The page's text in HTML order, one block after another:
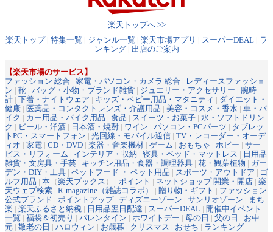
楽天トップへ >>
楽天トップ| 特集一覧 | ジャンル一覧 | 楽天市場アプリ | スーパーDEAL | ラ
ンキング| 出店のご案内
【楽天市場のサービス】
ファッション 総合 | 家電・パソコン・カメラ 総合 | レディースファッショ
ン | 靴 | バッグ・小物・ブランド雑貨 | ジュエリー・アクセサリー | 腕時
計 | 下着・ナイトウェア | キッズ・ベビー用品・マタニティ | ダイエット・
健康 | 医薬品・コンタクトレンズ・介護用品 | 美容・コスメ・香水 | 車・バ
イク | カー用品・バイク用品 | 食品 | スイーツ・お菓子 | 水・ソフトドリン
ク | ビール・洋酒 | 日本酒・焼酎 | ワイン | パソコン・PCパーツ | タブレッ
トPC・スマートフォン | 光回線・モバイル通信 | TV・レコーダー・オーデ
ィオ | 家電 | CD・DVD | 楽器・音楽機材 | ゲーム | おもちゃ | ホビー | サー
ビス・リフォーム | インテリア・収納 | 寝具・ベッド・マットレス | 日用品
雑貨・文房具・手芸 | キッチン用品・食器・調理器具 | 花・観葉植物 | ガー
デン・DIY・工具 | ペットフード ・ ペット用品 | スポーツ・アウトドア | ゴ
ルフ用品 | 本 （楽天ブックス ） | ポイント | ネットショップ 開業・開店 | 楽
天ウェブ検索 | R-magazine（雑誌コラボ） | 贈り物・ギフト | ファッション
公式ブランド | ポイントアップ| ディズニーゾーン | サンリオゾーン | まち
楽 | 楽天ふるさと納税 | 日用品翌日配達 | スーパーDEAL | 開催中イベント
一覧 | 福袋＆初売り | バレンタイン | ホワイトデー | 母の日 | 父の日 | お中
元 | 敬老の日 | ハロウィン | お歳暮 | クリスマス | おせち | ランキング